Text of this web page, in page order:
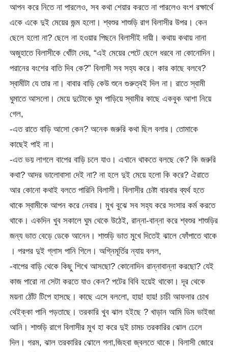
আপন করে নিতে না পারলেও, সব কথা শেয়ার করতে না পারলেও বংশ রক্ষার্থে
একে একে দুই মেয়ের জন্ম হলো। শ্বশুর শাশুড়ি রাগ বিলাসীর উপর। কেন
ছেলে হলো না? ছেলে না হওয়ার পিছনে বিলাসীই দায়ী। কথায় কথায় নানা
অজুহাতে বিলাসীকে খোঁটা দেয়, “এই মেয়ের পেটে ছেলে ধরবে না কোনোদিন।
পরানের বংশের বাতি দিব কে?” বিলাসী সব সহ্য করে। কার কাছে বলবে?
স্বামীটা যে তার না। বাবার বাড়ি কেউ শুনে গুরুত্বই দিল না। রাতে স্বামী
ঘুমাতে আসলো। মেয়ে দুটোকে ঘুম পাড়িয়ে স্বামীর কাছে একবুক আশা নিয়ে
গেল,
-এত রাতে বাড়ি আসো কেন? অনেক জরুরি কথা ছিল বলার। তোমাকে
কাছেই পাই না।
-এত ভয় লাগলে বাপের বাড়ি চলে যাও। এখানে থাকতে বলছে কে? কি জরুরি
কথা? আদর ভালোবাসা দেই না? না হলে দুই মেয়ে হলো কি করে? ঐরাতে
আর কোনো কথাই বলতে পারিনি বিলাসী। বিলাসীর চেষ্টা বারবার ব্যর্থ হতে
থাকে স্বামীকে আপন করে নেবার। মুখ বুঝে সব সহ্য করে সংসার কর্ম করতে
থাকে। একদিন খুব সকালে ঘুম থেকে উঠেই, রান্না-বান্না করে শ্বশুর শাশুড়ির
জন্য ভাত বেড়ে ডেকে আনেন। শাশুড়ি ভাত মুখে দিতেই ঝালে ফোঁপাতে থাকে
। পরপর দুই গ্লাস পানি গিলে। অগ্নিমূর্তির ন্যায় বলল,
-বাপের বাড়ি থেকে কিছু শিখে আসছো? কোনোদিন রান্নাবান্না করছো? যেই
কাজ পারো না সেটা করতে যাও কেন? পটের বিবি হয়েই থাকো। দূর থেকে
ময়না ঠোঁট টিপে হাসছে। কাছে এসে বললো, হায়! হায়! চাচী আফনার চোখ
থেইক্কা পানি পড়তাছে। তরকারি খুব ঝাল হইছে ? খাড়ান আমি ডিম ভাইজা
আনি। শাশুড়ি রাগে বিলাসীর মুখ হা করে দুই চামচ তরকারির ঝোল ঢেলে
দিল। গরম, ঝাল তরকারির ঝোলে গলা,জিহবা জ্বলতে থাকে। বিলাসী জোরে